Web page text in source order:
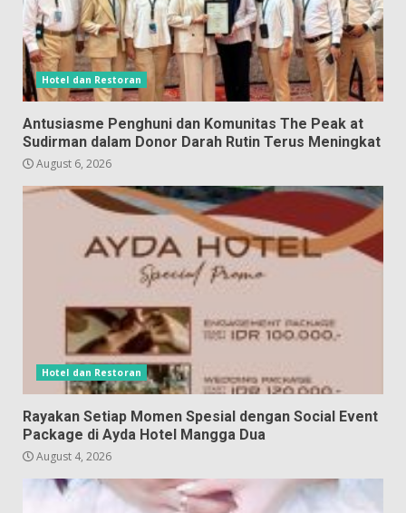
Hotel dan Restoran
Antusiasme Penghuni dan Komunitas The Peak at
Sudirman dalam Donor Darah Rutin Terus Meningkat
August 6, 2026
Hotel dan Restoran
Rayakan Setiap Momen Spesial dengan Social Event
Package di Ayda Hotel Mangga Dua
August 4, 2026